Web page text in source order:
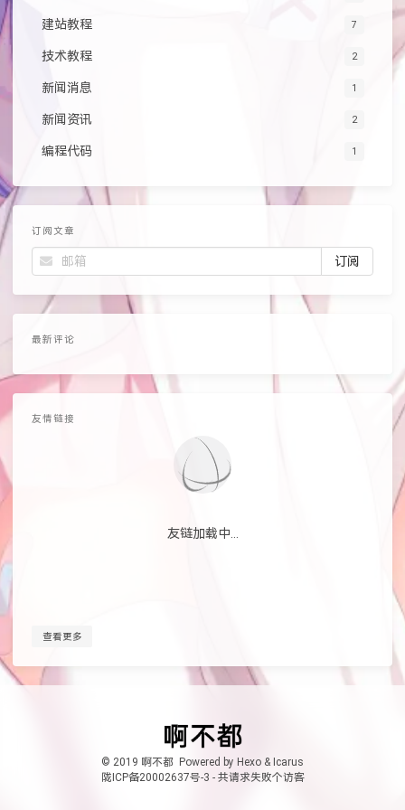
建站教程 7
技术教程 2
新闻消息 1
新闻资讯 2
编程代码 1
订阅文章
最新评论
友情链接
友链加载中...
查看更多
© 2019 啊不都 Powered by Hexo & Icarus
陇ICP备20002637号-3 - 共请求失败个访客